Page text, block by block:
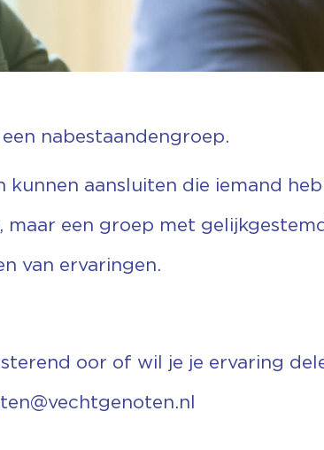
nabestaandengroep.
kunnen aansluiten die iemand
maar een groep met
van ervaringen.
oor of wil je je ervaring